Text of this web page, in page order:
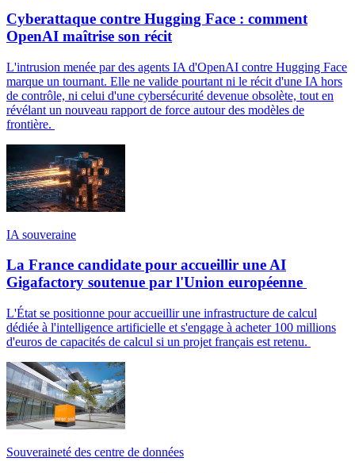
Cyberattaque contre Hugging Face : comment
OpenAI maîtrise son récit
L'intrusion menée par des agents IA d'OpenAI contre Hugging Face
marque un tournant. Elle ne valide pourtant ni le récit d'une IA hors
de contrôle, ni celui d'une cybersécurité devenue obsolète, tout en
révélant un nouveau rapport de force autour des modèles de
frontière.
IA souveraine
La France candidate pour accueillir une AI
Gigafactory soutenue par l'Union européenne
L'État se positionne pour accueillir une infrastructure de calcul
dédiée à l'intelligence artificielle et s'engage à acheter 100 millions
d'euros de capacités de calcul si un projet français est retenu.
Souveraineté des centre de données